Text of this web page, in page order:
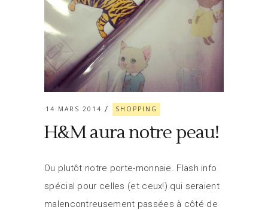
14 MARS 2014 SHOPPING
H&M aura notre peau!
Ou plutôt notre porte-monnaie. Flash info
spécial pour celles (et ceux!) qui seraient
malencontreusement passées à côté de